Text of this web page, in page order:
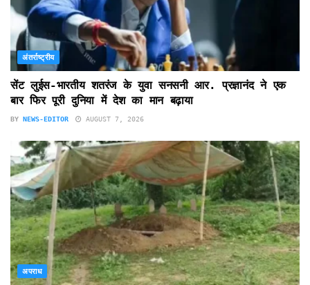
अंतर्राष्ट्रीय
सेंट लुईस-भारतीय शतरंज के युवा सनसनी आर. प्रज्ञानंद ने एक
बार फिर पूरी दुनिया में देश का मान बढ़ाया
BY NEWS-EDITOR AUGUST 7, 2026
अपराध